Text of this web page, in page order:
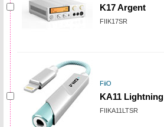
K17 Argent
FIIK17SR
FiiO
KA11
FIIKA11LTSR